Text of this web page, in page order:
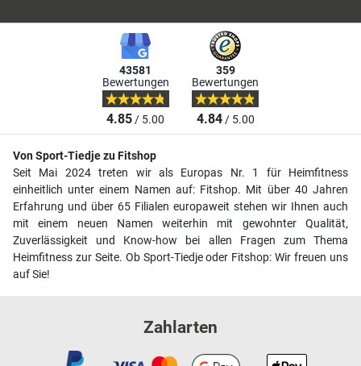
43581
Bewertungen
4.85/ 5.00
359
Bewertungen
4.84/ 5.00
Von Sport-Tiedje zu Fitshop
Seit Mai 2024 treten wir als Europas Nr. 1 für Heimfitness
einheitlich unter einem Namen auf: Fitshop. Mit über 40 Jahren
Erfahrung und über 65 Filialen europaweit stehen wir Ihnen auch
mit einem neuen Namen weiterhin mit gewohnter Qualität,
Zuverlässigkeit und Know-how bei allen Fragen zum Thema
Heimfitness zur Seite. Ob Sport-Tiedje oder Fitshop: Wir freuen uns
auf Sie!
Zahlarten